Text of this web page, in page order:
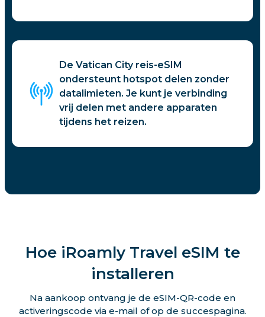
De Vatican City reis-eSIM
ondersteunt hotspot delen zonder
datalimieten. Je kunt je verbinding
vrij delen met andere apparaten
tijdens het reizen.
Hoe iRoamly Travel eSIM te
installeren
Na aankoop ontvang je de eSIM-QR-code en
activeringscode via e-mail of op de succespagina.